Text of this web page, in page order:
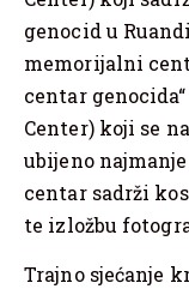
genocid u
memorijalni
centar
Center) koji se
ubijeno
centar sadrži
te izložbu
Trajno sjećanje